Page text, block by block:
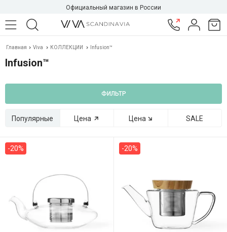
Официальный магазин в России
Главная Viva КОЛЛЕКЦИИ Infusion™
Infusion™
ФИЛЬТР
Популярные Цена Цена SALE
-20% -20%